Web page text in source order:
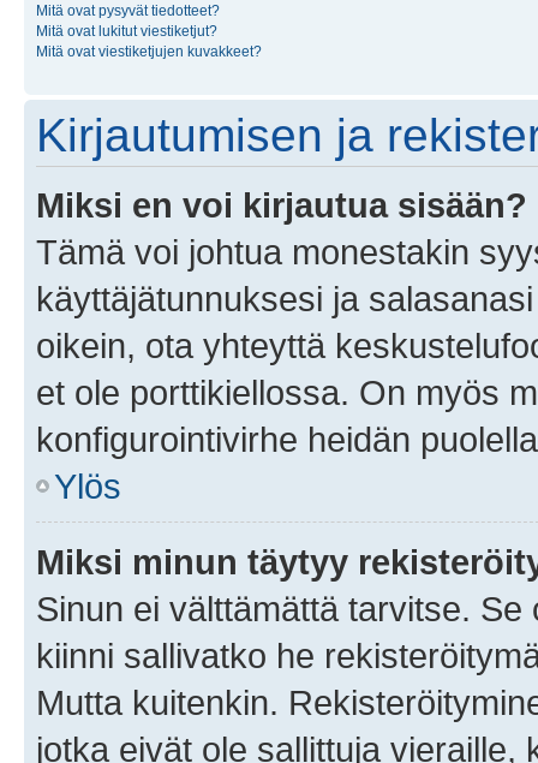
Mitä ovat pysyvät tiedotteet?
Mitä ovat lukitut viestiketjut?
Mitä ovat viestiketjujen kuvakkeet?
Kirjautumisen ja
Miksi en voi kirjautua sisään?
Tämä voi johtua monestakin
käyttäjätunnuksesi ja
oikein, ota yhteyttä
et ole porttikiellossa. On myös
konfigurointivirhe heidän
Ylös
Miksi minun täytyy
Sinun ei välttämättä tarvitse.
kiinni sallivatko he
Mutta kuitenkin.
jotka eivät ole sallittuja vieraille,